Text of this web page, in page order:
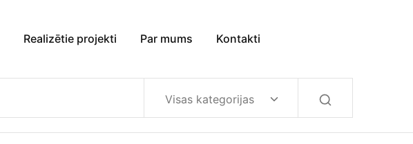
Realizētie projekti Par mums Kontakti
Visas kategorijas